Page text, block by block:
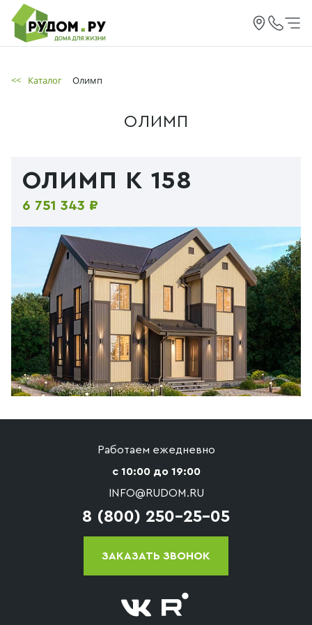
<< Каталог Олимп
ОЛИМП
ОЛИМП К 158
6 751 343 ₽
Работаем ежедневно
с 10:00 до 19:00
INFO@RUDOM.RU
8 (800) 250-25-05
ЗАКАЗАТЬ ЗВОНОК